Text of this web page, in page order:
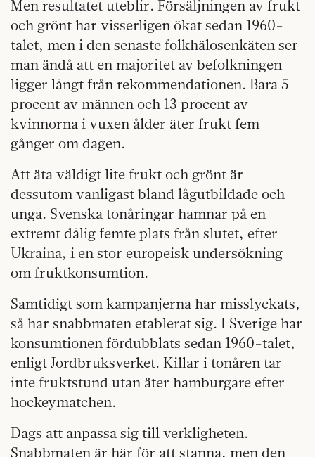
Men resultatet uteblir. Försäljningen av frukt
och grönt har visserligen ökat sedan 1960-
talet, men i den senaste folkhälosenkäten ser
man ändå att en majoritet av befolkningen
ligger långt från rekommendationen. Bara 5
procent av männen och 13 procent av
kvinnorna i vuxen ålder äter frukt fem
gånger om dagen.
Att äta väldigt lite frukt och grönt är
dessutom vanligast bland lågutbildade och
unga. Svenska tonåringar hamnar på en
extremt dålig femte plats från slutet, efter
Ukraina, i en stor europeisk undersökning
om fruktkonsumtion.
Samtidigt som kampanjerna har misslyckats,
så har snabbmaten etablerat sig. I Sverige har
konsumtionen fördubblats sedan 1960-talet,
enligt Jordbruksverket. Killar i tonåren tar
inte fruktstund utan äter hamburgare efter
hockeymatchen.
Dags att anpassa sig till verkligheten.
Snabbmaten är här för att stanna, men den